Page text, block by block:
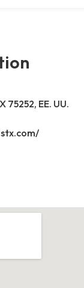
75252, EE. UU.